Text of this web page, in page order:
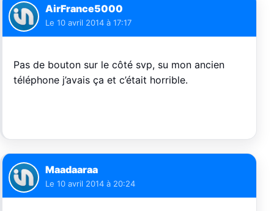
AirFrance5000
Le 10 avril 2014 à 17:17
Pas de bouton sur le côté svp, su mon ancien
téléphone j’avais ça et c’était horrible.
Maadaaraa
Le 10 avril 2014 à 20:24